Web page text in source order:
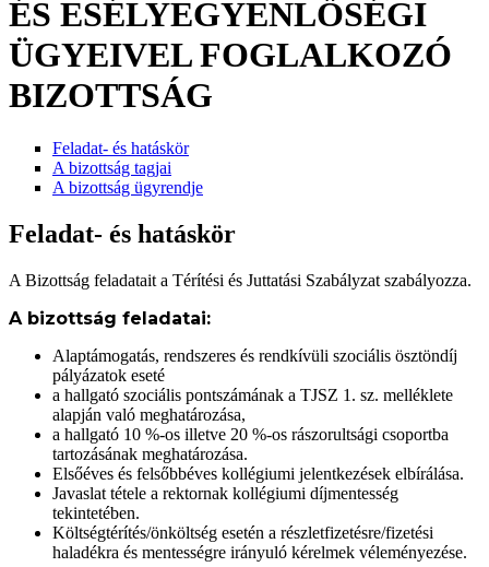
ÉS ESÉLYEGYENLŐSÉGI
ÜGYEIVEL FOGLALKOZÓ
BIZOTTSÁG
Feladat- és hatáskör
A bizottság tagjai
A bizottság ügyrendje
Feladat- és hatáskör
A Bizottság feladatait a Térítési és Juttatási Szabályzat szabályozza.
A bizottság feladatai:
Alaptámogatás, rendszeres és rendkívüli szociális ösztöndíj
pályázatok eseté
a hallgató szociális pontszámának a TJSZ 1. sz. melléklete
alapján való meghatározása,
a hallgató 10 %-os illetve 20 %-os rászorultsági csoportba
tartozásának meghatározása.
Elsőéves és felsőbbéves kollégiumi jelentkezések elbírálása.
Javaslat tétele a rektornak kollégiumi díjmentesség
tekintetében.
Költségtérítés/önköltség esetén a részletfizetésre/fizetési
haladékra és mentességre irányuló kérelmek véleményezése.